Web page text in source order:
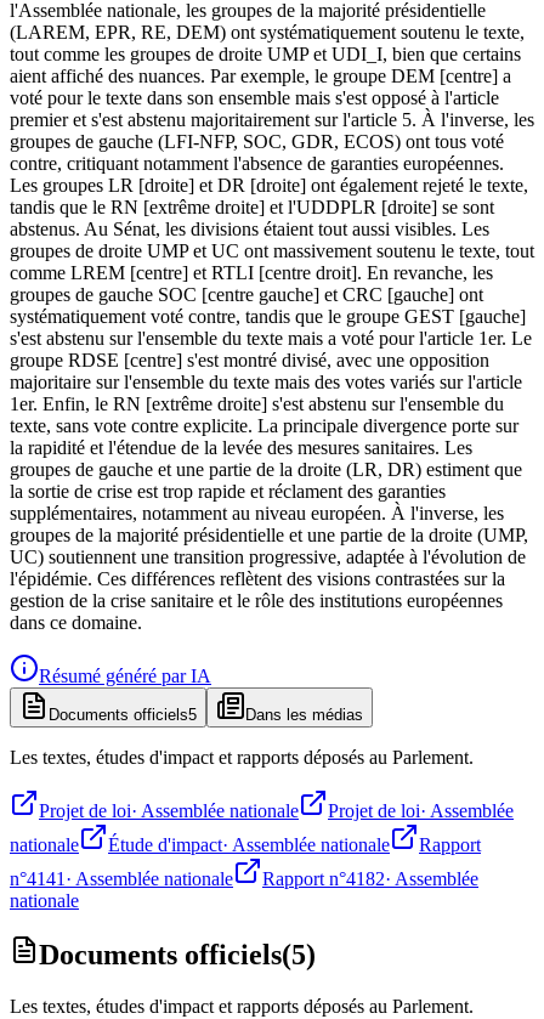
l'Assemblée nationale, les groupes de la majorité présidentielle
(LAREM, EPR, RE, DEM) ont systématiquement soutenu le texte,
tout comme les groupes de droite UMP et UDI_I, bien que certains
aient affiché des nuances. Par exemple, le groupe DEM [centre] a
voté pour le texte dans son ensemble mais s'est opposé à l'article
premier et s'est abstenu majoritairement sur l'article 5. À l'inverse, les
groupes de gauche (LFI-NFP, SOC, GDR, ECOS) ont tous voté
contre, critiquant notamment l'absence de garanties européennes.
Les groupes LR [droite] et DR [droite] ont également rejeté le texte,
tandis que le RN [extrême droite] et l'UDDPLR [droite] se sont
abstenus. Au Sénat, les divisions étaient tout aussi visibles. Les
groupes de droite UMP et UC ont massivement soutenu le texte, tout
comme LREM [centre] et RTLI [centre droit]. En revanche, les
groupes de gauche SOC [centre gauche] et CRC [gauche] ont
systématiquement voté contre, tandis que le groupe GEST [gauche]
s'est abstenu sur l'ensemble du texte mais a voté pour l'article 1er. Le
groupe RDSE [centre] s'est montré divisé, avec une opposition
majoritaire sur l'ensemble du texte mais des votes variés sur l'article
1er. Enfin, le RN [extrême droite] s'est abstenu sur l'ensemble du
texte, sans vote contre explicite. La principale divergence porte sur
la rapidité et l'étendue de la levée des mesures sanitaires. Les
groupes de gauche et une partie de la droite (LR, DR) estiment que
la sortie de crise est trop rapide et réclament des garanties
supplémentaires, notamment au niveau européen. À l'inverse, les
groupes de la majorité présidentielle et une partie de la droite (UMP,
UC) soutiennent une transition progressive, adaptée à l'évolution de
l'épidémie. Ces différences reflètent des visions contrastées sur la
gestion de la crise sanitaire et le rôle des institutions européennes
dans ce domaine.
Résumé généré par IA
Documents officiels5 Dans les médias
Les textes, études d'impact et rapports déposés au Parlement.
Projet de loi· Assemblée nationale Projet de loi· Assemblée
nationale
Étude d'impact· Assemblée nationale
Rapport
n°4141 · Assemblée nationale Rapport n°4182· Assemblée
nationale
Documents officiels(5)
Les textes, études d'impact et rapports déposés au Parlement.